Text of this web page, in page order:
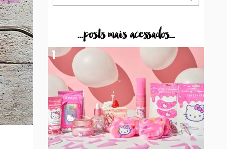
...posts mais acessados...
1